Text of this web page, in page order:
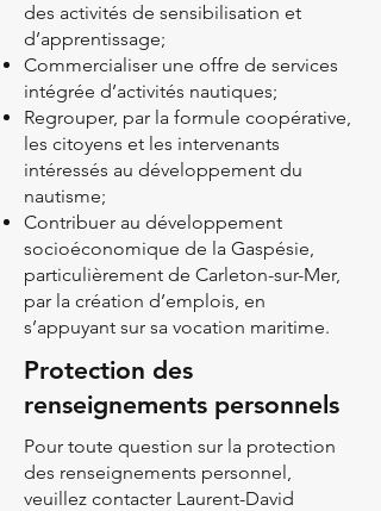
des activités de sensibilisation et
d’apprentissage;
Commercialiser une offre de services
intégrée d’activités nautiques;
Regrouper, par la formule coopérative,
les citoyens et les intervenants
intéressés au développement du
nautisme;
Contribuer au développement
socioéconomique de la Gaspésie,
particulièrement de Carleton-sur-Mer,
par la création d’emplois, en
s’appuyant sur sa vocation maritime.
Protection des
renseignements personnels
Pour toute question sur la protection
des renseignements personnel,
veuillez contacter Laurent-David